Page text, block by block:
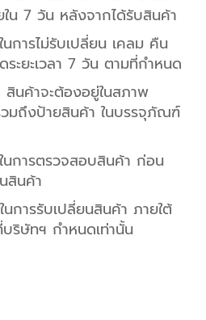
ใน 7 วัน หลังจากได้รับสินค้า
การไม่รับเปลี่ยน เคลม คืน
ะยะเวลา 7 วัน ตามที่กำหนด
นค้าจะต้องอยู่ในสภาพ
ถึงป้ายสินค้า ในบรรจุภัณฑ์
การตรวจสอบสินค้า ก่อน
สินค้า
การรับเปลี่ยนสินค้า ภายใต้
บริษัทฯ กำหนดเท่านั้น